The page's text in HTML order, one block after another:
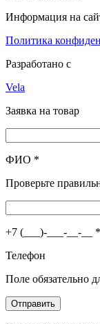
Информация на
Политика
Разработано с
Vela
Заявка на товар
ФИО *
Проверьте
+7 (___)-___-__-__ *
Телефон
Поле обязательно
Отправить